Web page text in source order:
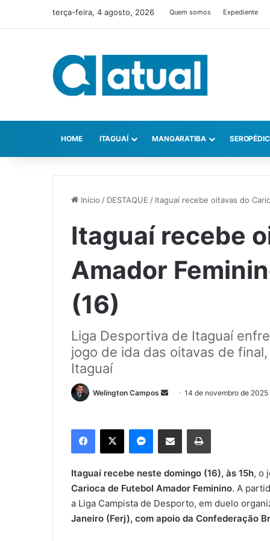
terça-feira, 4 agosto, 2026 Quem somos Expediente
HOME ITAGUAÍ MANGARATIBA
Início / DESTAQUE / Itaguaí recebe oitavas do
Itaguaí recebe
Amador
(16)
Liga Desportiva de Itaguaí
jogo de ida das oitavas de
Itaguaí
Welington Campos
d
m
e
-
m
14 de novembro de 2025
Itaguaí recebe neste domingo (16), às 15h, o
Carioca de Futebol Amador Feminino. A
a Liga Campista de Desporto, em duelo
Janeiro (Ferj), com apoio da Confederação